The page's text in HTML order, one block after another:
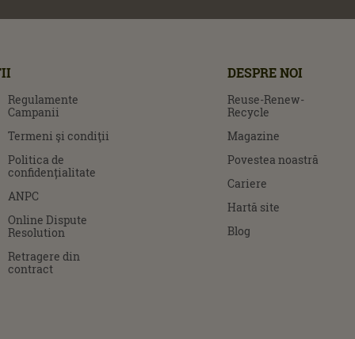
Regulamente
Campanii
Termeni şi condiţii
Politica de
confidențialitate
ANPC
Online Dispute
Resolution
Retragere din
contract
DESPRE NOI
Reuse-Renew-
Recycle
Magazine
Povestea noastră
Cariere
Hartă site
Blog